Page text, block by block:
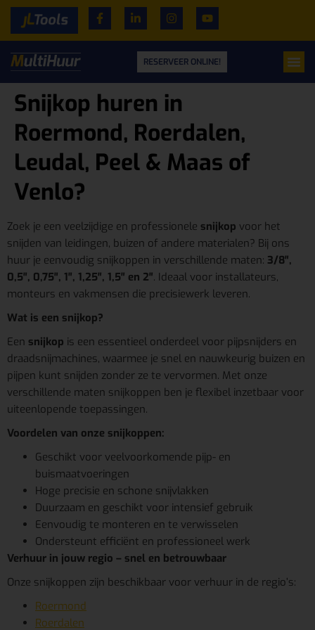
RESERVEER ONLINE!
Snijkop huren in
Roermond, Roerdalen,
Leudal, Peel & Maas of
Venlo?
Zoek je een veelzijdige en professionele snijkop voor het
snijden van leidingen, buizen of andere materialen? Bij ons
huur je eenvoudig snijkoppen in verschillende maten: 3/8″,
0,5″, 0,75″, 1″, 1,25″, 1,5″ en 2″. Ideaal voor installateurs,
monteurs en vakmensen die precisiewerk leveren.
Wat is een snijkop?
Een snijkop is een essentieel onderdeel voor pijpsnijders en
draadsnijmachines, waarmee je snel en nauwkeurig buizen en
pijpen kunt snijden zonder ze te vervormen. Met onze
verschillende maten snijkoppen ben je flexibel inzetbaar voor
uiteenlopende toepassingen.
Voordelen van onze snijkoppen:
Geschikt voor veelvoorkomende pijp- en
buismaatvoeringen
Hoge precisie en schone snijvlakken
Duurzaam en geschikt voor intensief gebruik
Eenvoudig te monteren en te verwisselen
Ondersteunt efficiënt en professioneel werk
Verhuur in jouw regio – snel en betrouwbaar
Onze snijkoppen zijn beschikbaar voor verhuur in de regio’s:
Roermond
Roerdalen